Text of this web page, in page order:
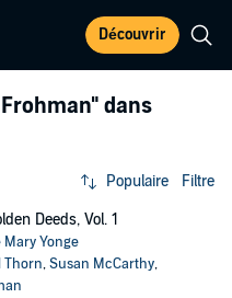
Découvrir
dans
Populaire Filtre
Deeds, Vol. 1
Yonge
Thorn,Susan McCarthy,